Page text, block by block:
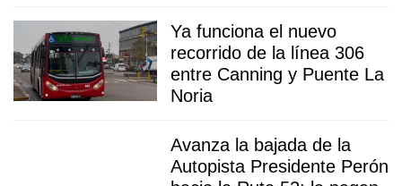
Ya funciona el nuevo
recorrido de la línea 306
entre Canning y Puente La
Noria
Avanza la bajada de la
Autopista Presidente Perón